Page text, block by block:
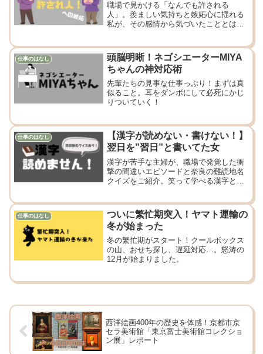
職場で見かける「なんでも許される
人」。羨ましい気持ちと嫉妬心に揺れる
私が、その感情から気づいたこととは？
仕事のはなし
頭脳明晰！ネゴシエーターMIYA
ちゃんの神対応術
先輩たちの見事な仕事っぷり！まずは真
似ること。耳をダンボにして必死にかじ
りついていく！
仕事のはなし
【漢字が読めない・書けない！】
翌日を”習日”と書いてた女
漢字が苦手な主婦が、職場で発覚した衝
撃の間違いエピソードと奈良の難読地名
クイズをご紹介。笑って学べる漢字との
仕事のはなし
ついに繁忙期突入！ヤマト運輸の
冬が始まった
冬の繁忙期がスタート！クールボックス
の山、おせち探し、遅延対応…。怒涛の
12月が始まりました。
西洋絵画400年の歴史を体感！京都市京
セラ美術館「東京富士美術館コレクショ
ン展」レポート